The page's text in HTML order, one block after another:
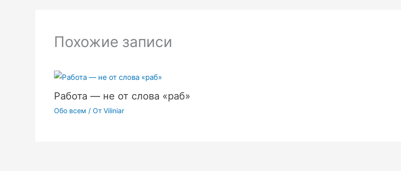
Похожие записи
Работа — не от слова «раб»
Обо всем / От Viliniar